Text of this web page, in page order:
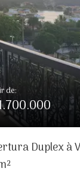
de:
Duplex à